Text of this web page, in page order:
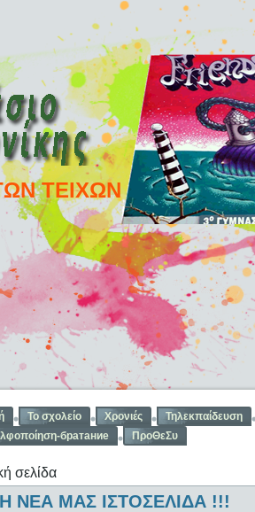
ΤΕΙΧΩΝ
Το σχολείο Χρονιές
Τηλεκπαίδευση
братание
ΠροΘεΣυ
σελίδα
Η ΝΕΑ ΜΑΣ ΙΣΤΟΣΕΛΙΔΑ !!!